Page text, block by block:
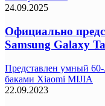
24.09.2025
Официально
Samsung Galaxy
Представлен умный 60-
баками Xiaomi MIJIA
22.09.2023